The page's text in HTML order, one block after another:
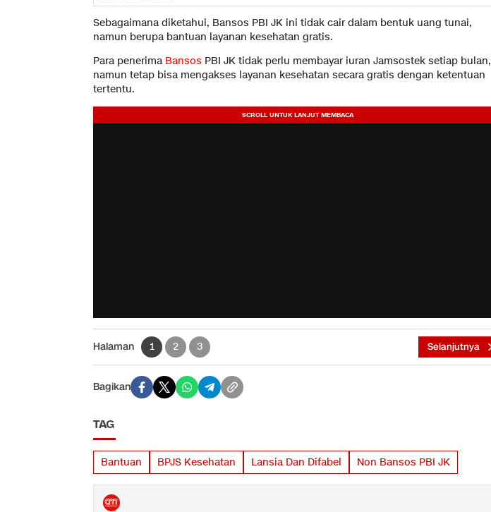
Sebagaimana diketahui, Bansos PBI JK ini tidak cair dalam bentuk uang tunai,
namun berupa bantuan layanan kesehatan gratis.
Para penerima Bansos PBI JK tidak perlu membayar iuran Jamsostek setiap bulan,
namun tetap bisa mengakses layanan kesehatan secara gratis dengan ketentuan
tertentu.
Halaman 1 2 3 Selanjutnya
Bagikan
TAG
Bantuan BPJS Kesehatan Lansia Dan Difabel Non Bansos PBI JK